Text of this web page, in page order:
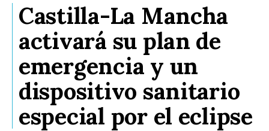
Castilla-La Mancha
activará su plan de
emergencia y un
dispositivo sanitario
especial por el eclipse